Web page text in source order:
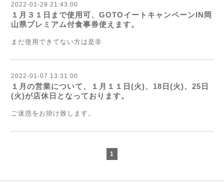
2022-01-29 21:43:00
１月３１日まで使用可、GOTOイートキャンペーンIN岡
山県プレミアム付食事券使えます。
まだ使用できてない方は是非
2022-01-07 13:31:00
１月の営業について、１月１１日(火)、18日(火)、25日
(火)が店休日となっております。
ご迷惑をお掛け致します。
1